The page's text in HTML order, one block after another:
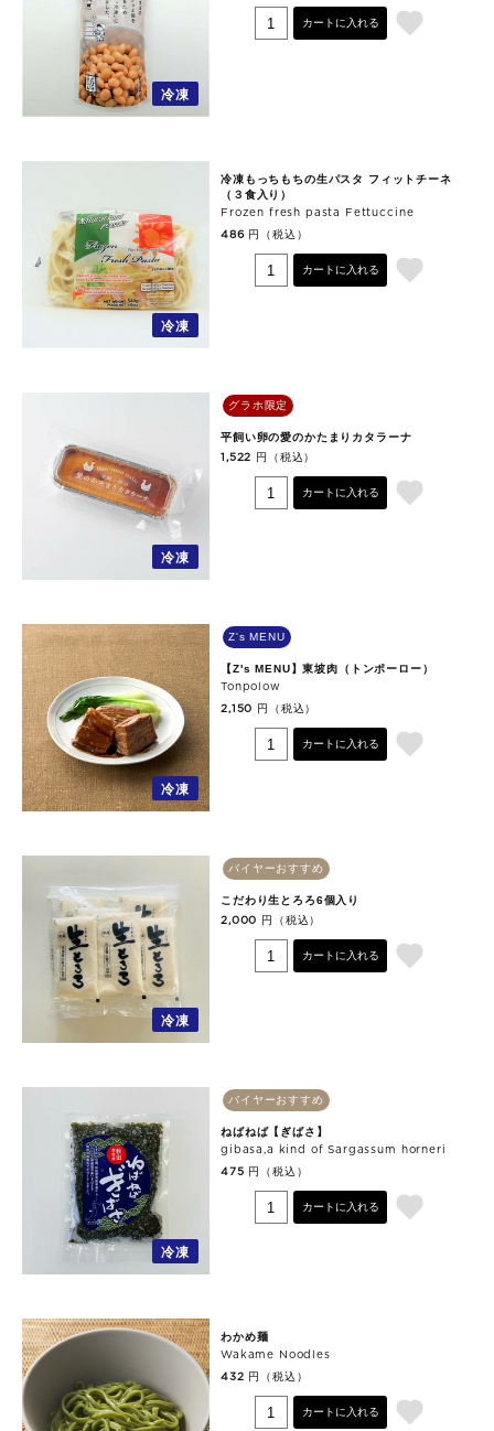
冷凍
カートに入れる
冷凍
冷凍もっちもちの生パスタ フィットチーネ
（３食入り）
Frozen fresh pasta Fettuccine
486 円（税込）
カートに入れる
冷凍
グラホ限定
平飼い卵の愛のかたまりカタラーナ
1,522 円（税込）
カートに入れる
冷凍
Z's MENU
【Z's MENU】東坡肉（トンポーロー）
Tonpolow
2,150 円（税込）
カートに入れる
冷凍
バイヤーおすすめ
こだわり生とろろ6個入り
2,000 円（税込）
カートに入れる
冷凍
バイヤーおすすめ
ねばねば【ぎばさ】
gibasa,a kind of Sargassum horneri
475 円（税込）
カートに入れる
わかめ麺
Wakame Noodles
432 円（税込）
カートに入れる